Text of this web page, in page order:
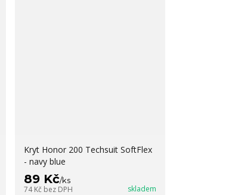
Kryt Honor 200 Techsuit SoftFlex
- navy blue
89 Kč/ks
74 Kč bez DPH skladem